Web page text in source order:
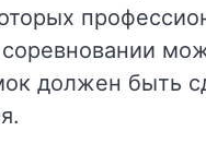
должен быть